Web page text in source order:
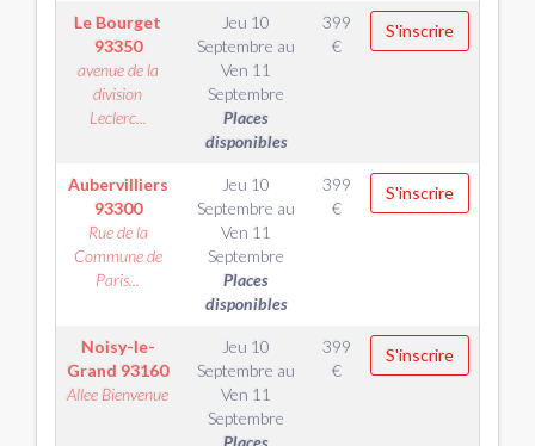
Le Bourget
93350
avenue de la
division
Leclerc...
Jeu 10
Septembre au
Ven 11
Septembre
Places
disponibles
399
€
S'inscrire
Aubervilliers
93300
Rue de la
Commune de
Paris...
Jeu 10
Septembre au
Ven 11
Septembre
Places
disponibles
399
€
S'inscrire
Noisy-le-
Grand 93160
Allee Bienvenue
Jeu 10
Septembre au
Ven 11
Septembre
Places
399
€
S'inscrire